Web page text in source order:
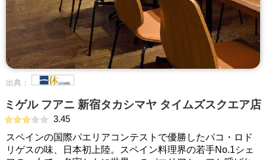
出典：
ミゲル フアニ 新宿タカシマヤ タイムズスクエア店
3.45
スペインの国際パエリアコンテストで優勝したパコ・ロド
リゲスの味、日本初上陸。スペイン料理界の若手No.1シェ